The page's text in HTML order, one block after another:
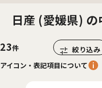
日産 (愛媛県) の
23 絞り込み
アイコン・表記項目について